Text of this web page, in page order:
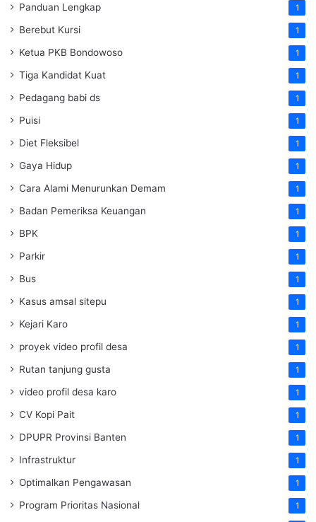
Panduan Lengkap 1
Berebut Kursi 1
Ketua PKB Bondowoso 1
Tiga Kandidat Kuat 1
Pedagang babi ds 1
Puisi 1
Diet Fleksibel 1
Gaya Hidup 1
Cara Alami Menurunkan Demam 1
Badan Pemeriksa Keuangan 1
BPK 1
Parkir 1
Bus 1
Kasus amsal sitepu 1
Kejari Karo 1
proyek video profil desa 1
Rutan tanjung gusta 1
video profil desa karo 1
CV Kopi Pait 1
DPUPR Provinsi Banten 1
Infrastruktur 1
Optimalkan Pengawasan 1
Program Prioritas Nasional 1